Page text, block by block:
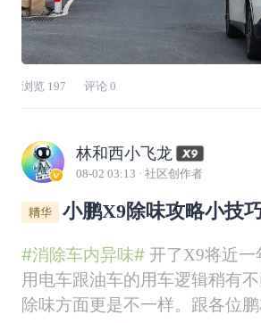
浏览 197 评论 0
林和西小飞龙
08-02 03:13 · 社区创作者
小鹏X9除味攻略小技
#消除车内异味#开了X9将近一
用电车跟油车的用车逻辑稍有
除味方面更是不一样。跟各位